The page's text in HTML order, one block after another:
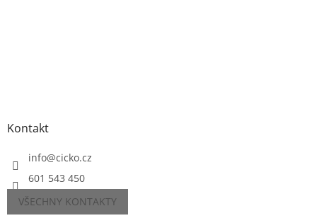
Kontakt
info@cicko.cz
601 543 450
VŠECHNY KONTAKTY